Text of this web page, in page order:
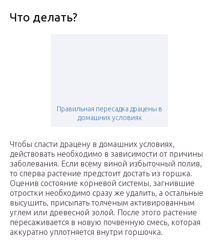
Что делать?
Правильная пересадка драцены в
домашних условиях
Чтобы спасти драцену в домашних условиях,
действовать необходимо в зависимости от причины
заболевания. Если всему виной избыточный полив,
то сперва растение предстоит достать из горшка.
Оценив состояние корневой системы, загнившие
отростки необходимо сразу же удалить, а остальные
высушить, присыпать толченым активированным
углем или древесной золой. После этого растение
пересаживается в новую почвенную смесь, которая
аккуратно уплотняется внутри горшочка.